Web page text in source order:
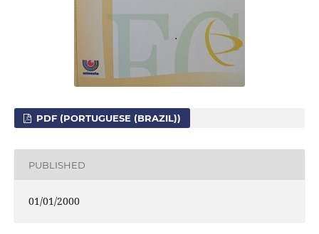
PDF (PORTUGUESE (BRAZIL))
PUBLISHED
01/01/2000